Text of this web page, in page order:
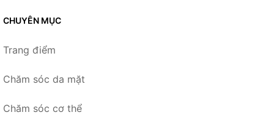
CHUYÊN MỤC
Trang điểm
Chăm sóc da mặt
Chăm sóc cơ thể